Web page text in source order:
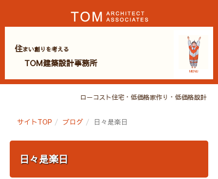
MENU
住まい創りを考える
TOM建築設計事務所
ローコスト住宅・低価格家作り・低価格設
サイトTOP ブログ 日々是楽日
日々是楽日